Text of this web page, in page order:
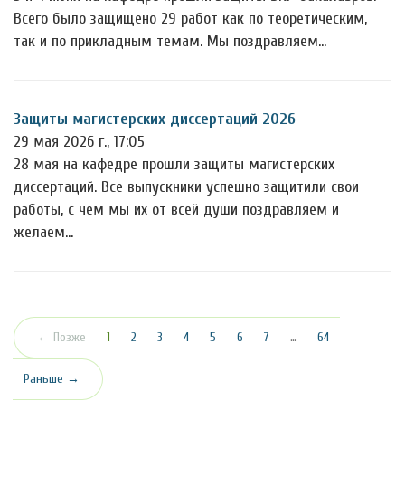
Всего было защищено 29 работ как по теоретическим,
так и по прикладным темам. Мы поздравляем…
Защиты магистерских диссертаций 2026
29 мая 2026 г., 17:05
28 мая на кафедре прошли защиты магистерских
диссертаций. Все выпускники успешно защитили свои
работы, с чем мы их от всей души поздравляем и
желаем…
← Позже 1 (текущая)
2 3 4 5 6 7 … 64
Раньше →